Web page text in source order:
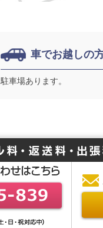
車でお越しの
駐車場あります。